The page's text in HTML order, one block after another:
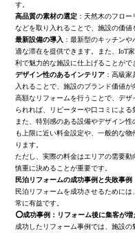
す。
高品質の素材の選定 ：天然木のフロ
などを取り入れることで、施設の価値
最新設備の導入 ：最新型のキッチン
適な滞在を提供できます。また、IoT
利で魅力的な施設に仕上げることがで
デザイン性のあるインテリア ：高級
入れることで、施設のブランド価値が
高額なリフォームを行うことで、デ
られれば、リピーターや口コミによる
また、特別感のある設備やデザイン
も上限に近い料金設定や、一般的な
ります。
ただし、実際の料金はエリアの需要
慎重に決めることが重要です。
民泊リフォームの成功事例と失敗事例
民泊リフォームを成功させるために
常に有益です。
⭕️成功事例：リフォーム後に集客が増
成功したリフォーム事例では、施設